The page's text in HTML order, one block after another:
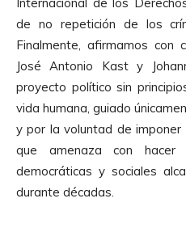
de no repetición de los
Finalmente, afirmamos con
José Antonio Kast y
proyecto político sin
vida humana, guiado
y por la voluntad de
que amenaza con hacer
democráticas y sociales
durante décadas.